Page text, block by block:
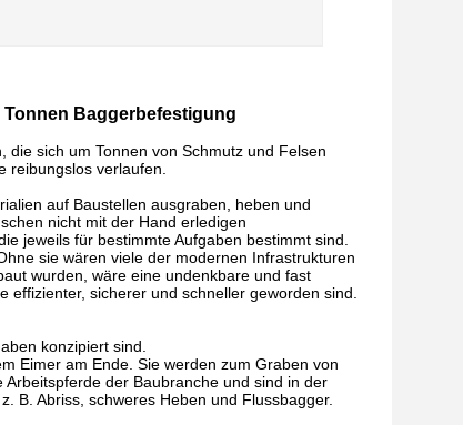
Baggerbefestigung
sich um Tonnen von Schmutz und Felsen
reibungslos verlaufen.
auf Baustellen ausgraben, heben und
nicht mit der Hand erledigen
jeweils für bestimmte Aufgaben bestimmt sind.
sie wären viele der modernen Infrastrukturen
wurden, wäre eine undenkbare und fast
sicherer und schneller geworden sind.
konzipiert sind.
Eimer am Ende. Sie werden zum Graben von
der Baubranche und sind in der
B. Abriss, schweres Heben und Flussbagger.